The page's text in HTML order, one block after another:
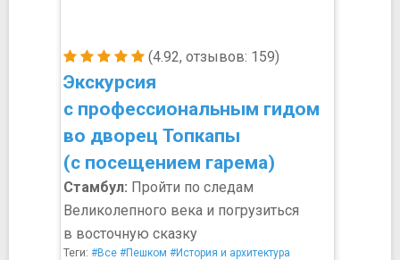
(4.92, отзывов: 159)
Экскурсия
с профессиональным гидом
во дворец Топкапы
(с посещением гарема)
Стамбул: Пройти по следам
Великолепного века и погрузиться
в восточную сказку
Теги: #Все #Пешком #История и архитектура